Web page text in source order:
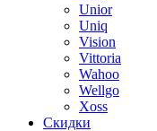
Unior
Uniq
Vision
Vittoria
Wahoo
Wellgo
Xoss
Скидки